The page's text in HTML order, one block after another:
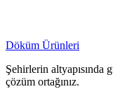
Döküm Ürünleri
Şehirlerin altyapısında
çözüm ortağınız.